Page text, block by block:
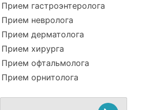
Прием гастроэнтеролога
Прием невролога
Прием дерматолога
Прием хирурга
Прием офтальмолога
Прием орнитолога